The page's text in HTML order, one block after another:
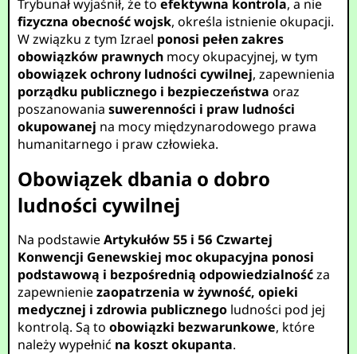
Trybunał wyjaśnił, że toefektywna kontrola, a nie
fizyczna obecność wojsk, określa istnienie okupacji.
W związku z tym Izrael ponosi pełen zakres
obowiązków prawnych mocy okupacyjnej, w tym
obowiązek ochrony ludności cywilnej, zapewnienia
porządku publicznego i bezpieczeństwa oraz
poszanowaniasuwerenności i praw ludności
okupowanej na mocy międzynarodowego prawa
humanitarnego i praw człowieka.
Obowiązek dbania o dobro
ludności cywilnej
Na podstawieArtykułów 55 i 56 Czwartej
Konwencji Genewskiej moc okupacyjna ponosi
podstawową i bezpośrednią odpowiedzialnośćza
zapewnieniezaopatrzenia w żywność, opieki
medycznej i zdrowia publicznego ludności pod jej
kontrolą. Są toobowiązki bezwarunkowe, które
należy wypełnić na koszt okupanta.